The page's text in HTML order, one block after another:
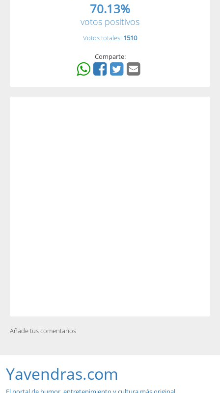
70.13%
votos positivos
Votos totales: 1510
Comparte:
Añade tus comentarios
Yavendras.com